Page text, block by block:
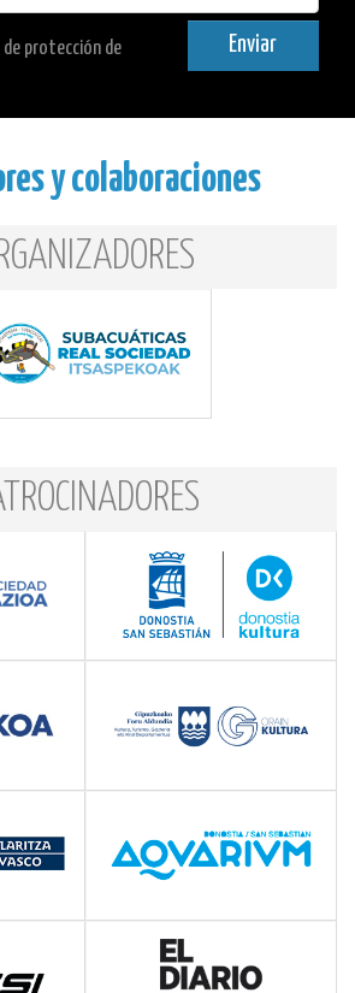
protección de
Enviar
y colaboraciones